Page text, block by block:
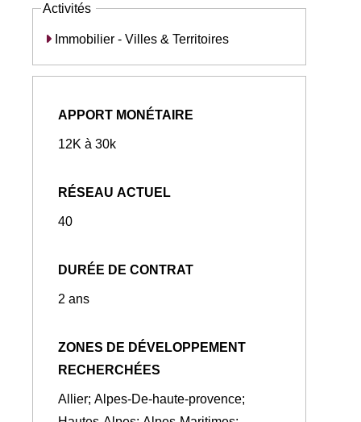
Activités
Immobilier - Villes & Territoires
APPORT MONÉTAIRE
12K à 30k
RÉSEAU ACTUEL
40
DURÉE DE CONTRAT
2 ans
ZONES DE DÉVELOPPEMENT
RECHERCHÉES
Allier; Alpes-De-haute-provence;